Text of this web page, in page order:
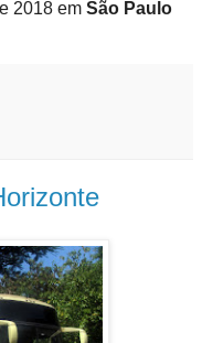
2018 em São Paulo